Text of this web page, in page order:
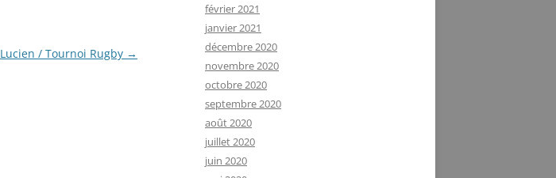
Lucien / Tournoi Rugby →
février 2021
janvier 2021
décembre 2020
novembre 2020
octobre 2020
septembre 2020
août 2020
juillet 2020
juin 2020